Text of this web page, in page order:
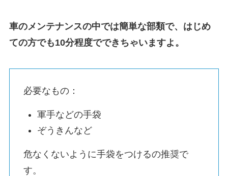
車のメンテナンスの中では簡単な部類で、はじめ
ての方でも10分程度でできちゃいますよ。
必要なもの：
軍手などの手袋
ぞうきんなど
危なくないように手袋をつけるの推奨で
す。